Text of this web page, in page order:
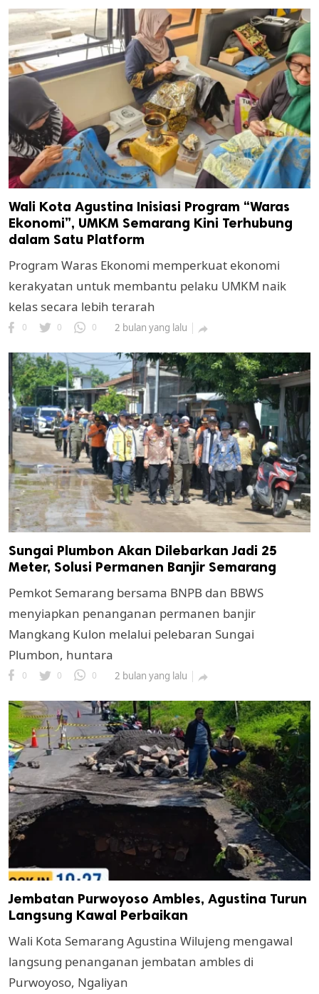
Wali Kota Agustina Inisiasi Program “Waras
Ekonomi”, UMKM Semarang Kini Terhubung
dalam Satu Platform
Program Waras Ekonomi memperkuat ekonomi
kerakyatan untuk membantu pelaku UMKM naik
kelas secara lebih terarah
0 0 0 2 bulan yang lalu 
Sungai Plumbon Akan Dilebarkan Jadi 25
Meter, Solusi Permanen Banjir Semarang
Pemkot Semarang bersama BNPB dan BBWS
menyiapkan penanganan permanen banjir
Mangkang Kulon melalui pelebaran Sungai
Plumbon, huntara
0 0 0 2 bulan yang lalu 
Jembatan Purwoyoso Ambles, Agustina Turun
Langsung Kawal Perbaikan
Wali Kota Semarang Agustina Wilujeng mengawal
langsung penanganan jembatan ambles di
Purwoyoso, Ngaliyan